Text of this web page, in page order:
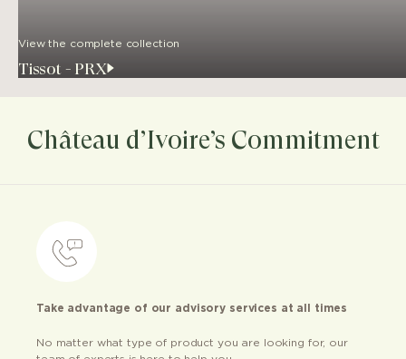
View the complete collection
Tissot - PRX
Château d’Ivoire’s Commitment
Take advantage of our advisory services at all times
No matter what type of product you are looking for, our